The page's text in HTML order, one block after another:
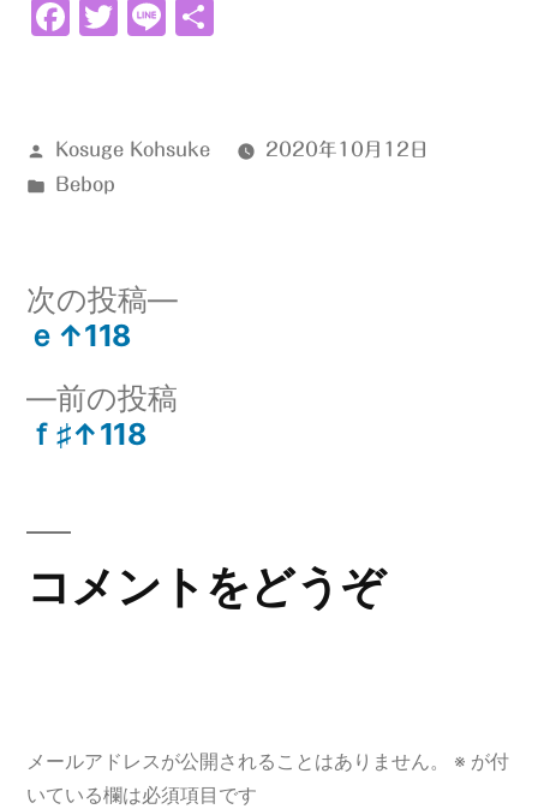
Facebook
Twitter
Line
投
稿
Kosuge Kohsuke
2020年10月12日
カ
ー:
Bebop
投
稿
ビ
ゲ
ン
前の投稿
ｆ♯↑118
次の投稿
次
ｅ↑118
コメントをどうぞ
メールアドレスが公開されることはありません。 ※ が付
いている欄は必須項目です